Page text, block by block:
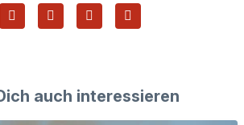
auch interessieren